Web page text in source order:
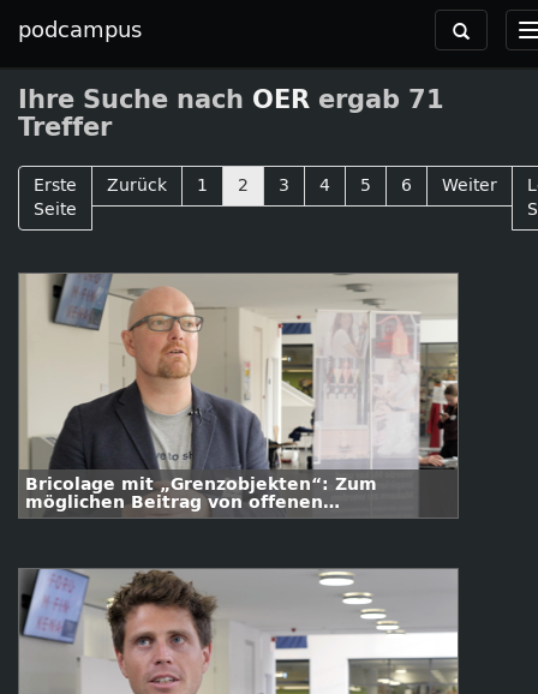
podcampus
Toggle
navigation
Ihre Suche nach OER ergab 71
Treffer
Erste
Seite
Zurück 1 2 3 4 5 6 Weiter
Bricolage mit „Grenzobjekten“: Zum
möglichen Beitrag von offenen
Bildungsressourcen und offenem Design für